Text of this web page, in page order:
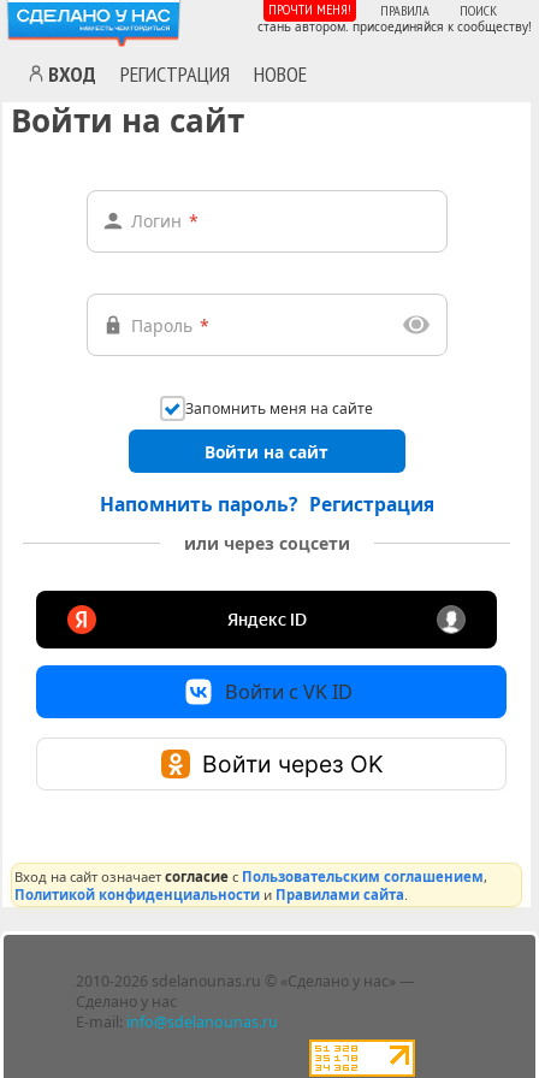
ВХОД РЕГИСТРАЦИЯ НОВОЕ
ПРОЧТИ МЕНЯ! ПРАВИЛА ПОИСК
стань автором. присоединяйся к сообществу!
Войти на сайт
Логин *
Пароль *
Запомнить меня на сайте
Войти на сайт
Напомнить пароль? Регистрация
или через соцсети
Войти с VK ID
Войти через OK
Вход на сайт означаетсогласие с Пользовательским соглашением,
Политикой конфиденциальности и Правилами сайта
2010-2026 sdelanounas.ru © «Сделано у нас» —
Сделано у нас
E-mail: info@sdelanounas.ru
Блоги
Люди
Политика